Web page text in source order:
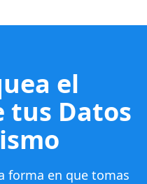
el
tus Datos
forma en que tomas